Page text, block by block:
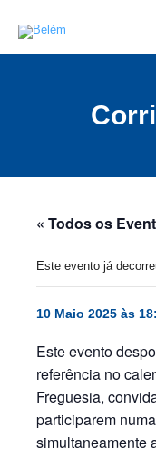
« Todos os
Este evento já
10 Maio 2025 às
Este evento
referência no
Freguesia,
participarem
simultaneamente